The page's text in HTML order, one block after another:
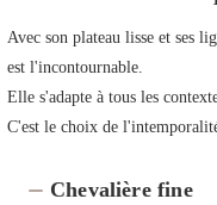
Avec son plateau lisse et ses
est l'incontournable.
Elle s'adapte à tous les
C'est le choix de
Chevalière fine